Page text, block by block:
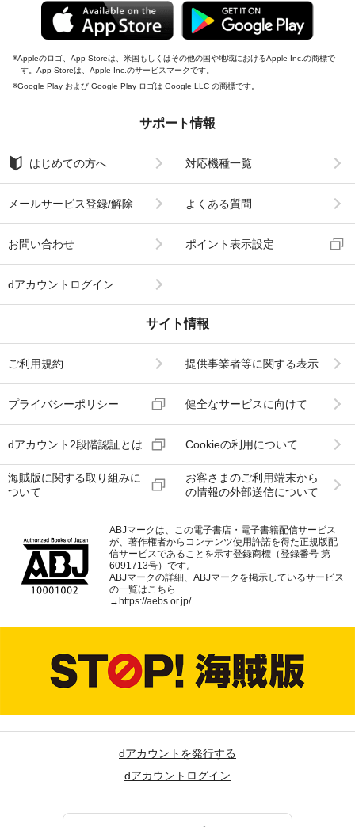
Appleのロゴ、App Storeは、米国もしくはその他の国や地域におけるApple Inc.の商標で
す。App Storeは、Apple Inc.のサービスマークです。
Google Play および Google Play ロゴは Google LLC の商標です。
サポート情報
はじめての方へ 対応機種一覧
メールサービス登録/解除 よくある質問
お問い合わせ ポイント表示設定
dアカウントログイン
サイト情報
ご利用規約 提供事業者等に関する表示
プライバシーポリシー 健全なサービスに向けて
dアカウント2段階認証とは Cookieの利用について
海賊版に関する取り組みに
ついて
お客さまのご利用端末から
の情報の外部送信について
ABJマークは、この電子書店・電子書籍配信サービス
が、著作権者からコンテンツ使用許諾を得た正規版配
信サービスであることを示す登録商標（登録番号 第
6091713号）です。
ABJマークの詳細、ABJマークを掲示しているサービス
の一覧はこちら
→ https://aebs.or.jp/
dアカウントを発行する
dアカウントログイン